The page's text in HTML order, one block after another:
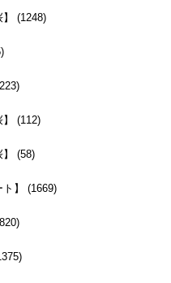
(1248)
】 (112)
】 (58)
】 (1669)